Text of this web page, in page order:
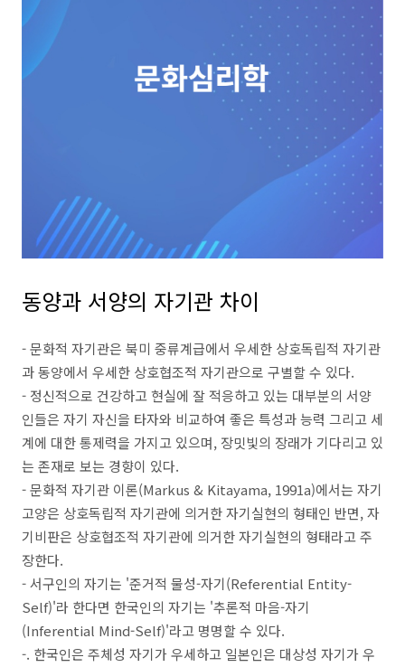
동양과 서양의 자기관 차이
- 문화적 자기관은 북미 중류계급에서 우세한 상호독립적 자기관
과 동양에서 우세한 상호협조적 자기관으로 구별할 수 있다.
- 정신적으로 건강하고 현실에 잘 적응하고 있는 대부분의 서양
인들은 자기 자신을 타자와 비교하여 좋은 특성과 능력 그리고 세
계에 대한 통제력을 가지고 있으며, 장밋빛의 장래가 기다리고 있
는 존재로 보는 경향이 있다.​
- 문화적 자기관 이론(Markus & Kitayama, 1991a)에서는 자기
고양은 상호독립적 자기관에 의거한 자기실현의 형태인 반면, 자
기비판은 상호협조적 자기관에 의거한 자기실현의 형태라고 주
장한다.​
- ​서구인의 자기는 '준거적 물성-자기(Referential Entity-
Self)'라 한다면 한국인의 자기는 '추론적 마음-자기
(Inferential Mind-Self)'라고 명명할 수 있다.
-. 한국인은 주체성 자기가 우세하고 일본인은 대상성 자기가 우